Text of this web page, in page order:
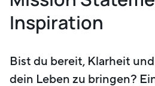
Inspiration
Bist du bereit, Klarheit
dein Leben zu bringen?